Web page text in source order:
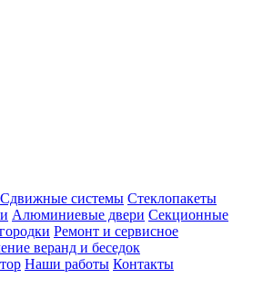
Сдвижные системы Стеклопакеты
Алюминиевые двери Секционные
Ремонт и сервисное
веранд и беседок
Наши работы Контакты